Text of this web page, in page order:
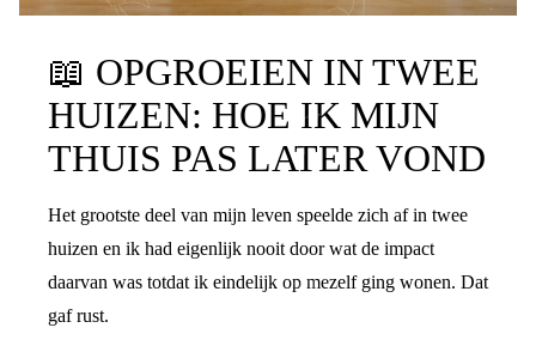
📖 OPGROEIEN IN TWEE
HUIZEN: HOE IK MIJN
THUIS PAS LATER VOND
Het grootste deel van mijn leven speelde zich af in twee
huizen en ik had eigenlijk nooit door wat de impact
daarvan was totdat ik eindelijk op mezelf ging wonen. Dat
gaf rust.